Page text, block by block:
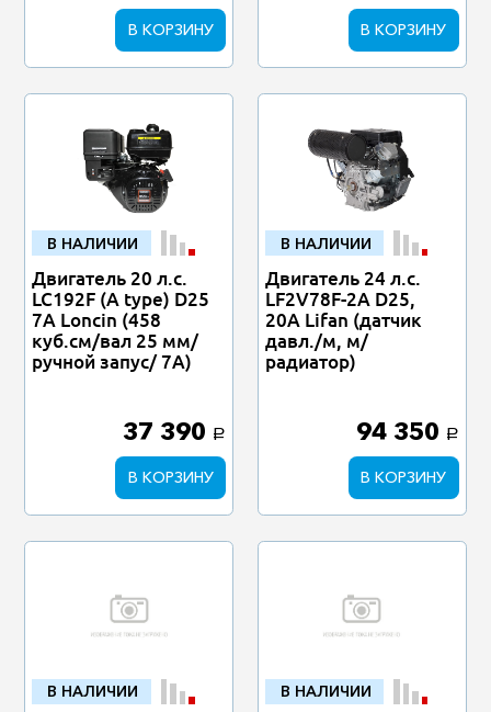
В КОРЗИНУ В КОРЗИНУ
В НАЛИЧИИ
Двигатель 20 л.с.
LC192F (A type) D25
7А Loncin (458
куб.см/вал 25 мм/
ручной запус/ 7А)
37 390 a
В КОРЗИНУ
В НАЛИЧИИ
Двигатель 24 л.с.
LF2V78F-2A D25,
20A Lifan (датчик
давл./м, м/
радиатор)
94 350 a
В КОРЗИНУ
В НАЛИЧИИ В НАЛИЧИИ